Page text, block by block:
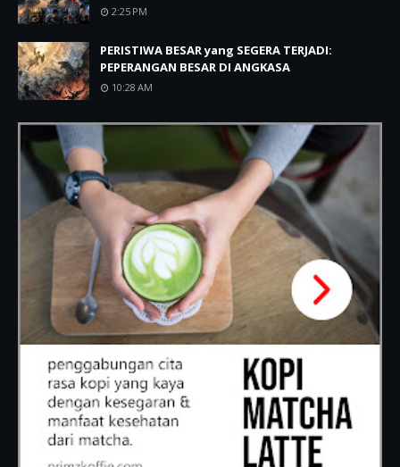
2:25 PM
PERISTIWA BESAR yang SEGERA TERJADI:
PEPERANGAN BESAR DI ANGKASA
10:28 AM